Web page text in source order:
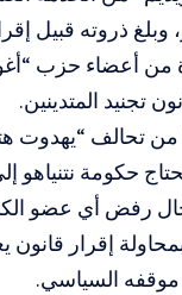
ذروته قبيل
أعضاء حزب
تجنيد المتدينين.
تحالف “يهدوت
حال رفض أي عضو
إقرار قانون
السياسي.